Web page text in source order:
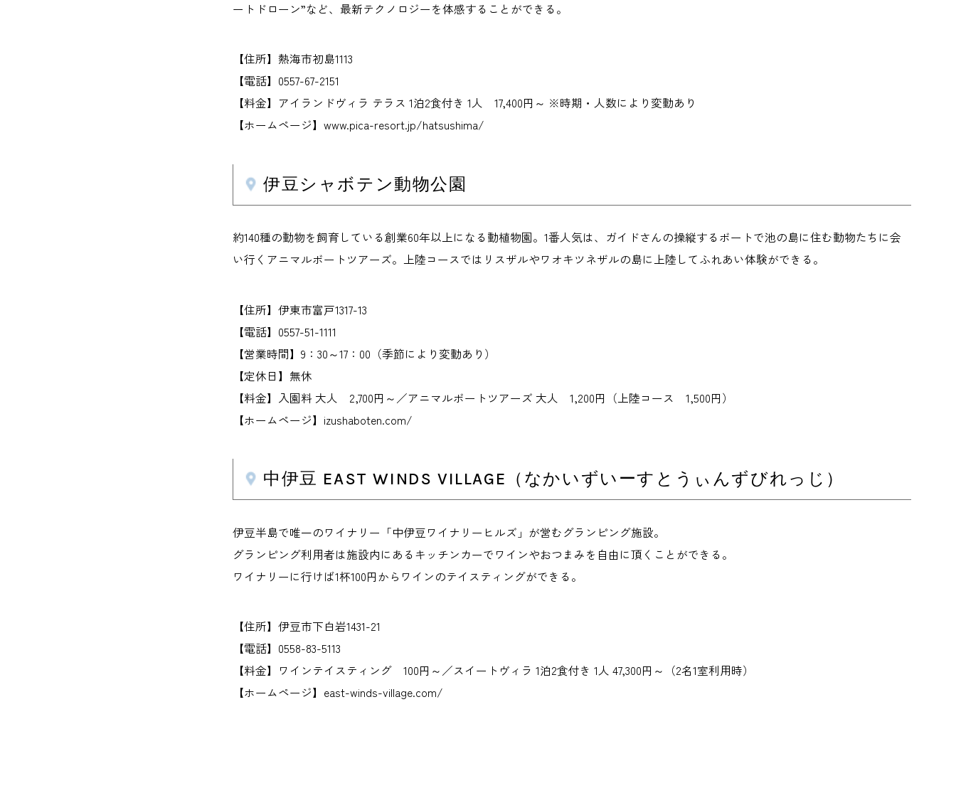
ートドローン”など、最新テクノロジーを体感することができる。
【住所】熱海市初島1113
【電話】0557-67-2151
【料金】アイランドヴィラ テラス 1泊2食付き 1人 17,400円～ ※時期・人数により変動あり
【ホームページ】www.pica-resort.jp/hatsushima/
伊豆シャボテン動物公園
約140種の動物を飼育している創業60年以上になる動植物園。1番人気は、ガイドさんの操縦するボートで池の島に住む動物たちに会
い行くアニマルボートツアーズ。上陸コースではリスザルやワオキツネザルの島に上陸してふれあい体験ができる。
【住所】伊東市富戸1317-13
【電話】0557-51-1111
【営業時間】9：30～17：00（季節により変動あり）
【定休日】無休
【料金】入園料 大人 2,700円～／アニマルボートツアーズ 大人 1,200円（上陸コース 1,500円）
【ホームページ】izushaboten.com/
中伊豆 EAST WINDS VILLAGE（なかいずいーすとうぃんずびれっじ）
伊豆半島で唯一のワイナリー「中伊豆ワイナリーヒルズ」が営むグランピング施設。
グランピング利用者は施設内にあるキッチンカーでワインやおつまみを自由に頂くことができる。
ワイナリーに行けば1杯100円からワインのテイスティングができる。
【住所】伊豆市下白岩1431-21
【電話】0558-83-5113
【料金】ワインテイスティング 100円～／スイートヴィラ 1泊2食付き 1人 47,300円～（2名1室利用時）
【ホームページ】east-winds-village.com/